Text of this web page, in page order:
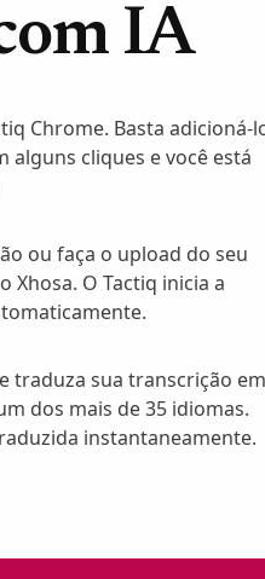
IA
Chrome. Basta adicioná-
alguns cliques e você está
ou faça o upload do seu
Xhosa. O Tactiq inicia a
traduza sua transcrição em
dos mais de 35 idiomas.
instantaneamente.